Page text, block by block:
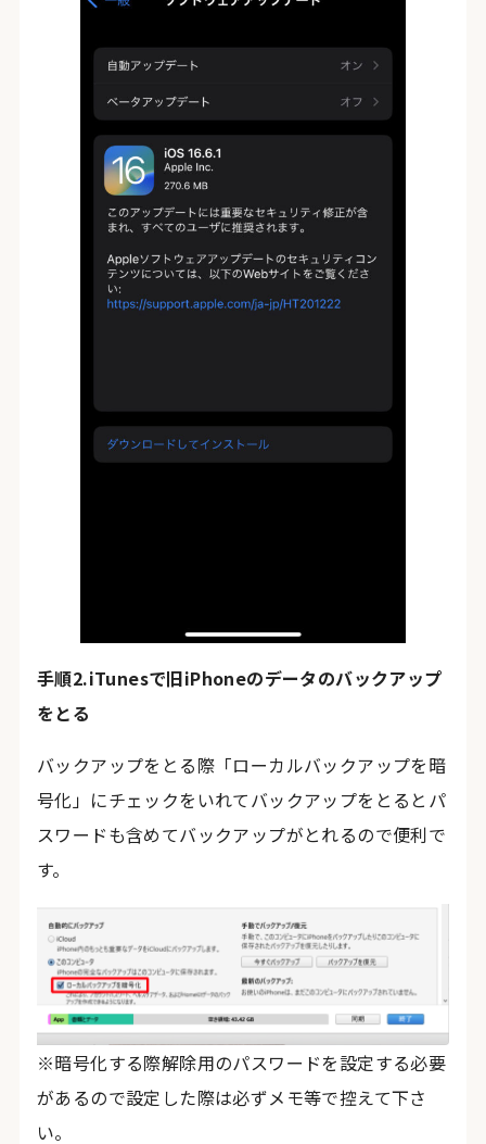
手順2.iTunesで旧iPhoneのデータのバックアップ
をとる
バックアップをとる際「ローカルバックアップを暗
号化」にチェックをいれてバックアップをとるとパ
スワードも含めてバックアップがとれるので便利で
す。
※暗号化する際解除用のパスワードを設定する必要
があるので設定した際は必ずメモ等で控えて下さ
い。